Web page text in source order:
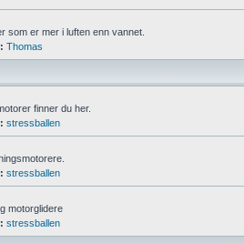
som er mer i luften enn vannet.
Thomas
finner du her.
stressballen
stressballen
motorglidere
stressballen